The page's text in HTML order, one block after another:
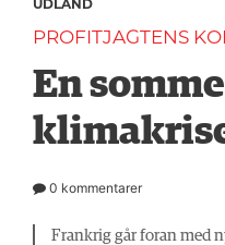
UDLAND
PROFITJAGTENS
En
0 kommentarer
Frankrig går foran med